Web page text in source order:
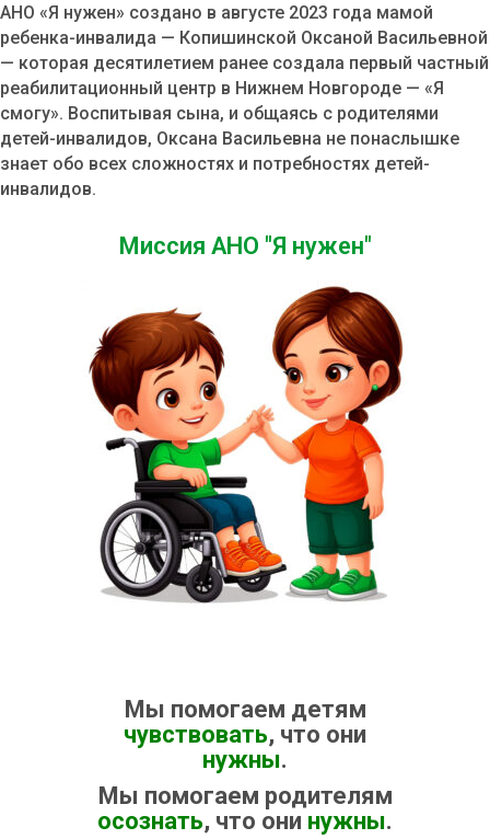
АНО «Я нужен» создано в августе 2023 года мамой
ребенка-инвалида — Копишинской Оксаной Васильевной
— которая десятилетием ранее создала первый частный
реабилитационный центр в Нижнем Новгороде — «Я
смогу». Воспитывая сына, и общаясь с родителями
детей-инвалидов, Оксана Васильевна не понаслышке
знает обо всех сложностях и потребностях детей-
инвалидов.
Миссия АНО "Я нужен"
Мы помогаем детям
чувствовать, что они
нужны.
Мы помогаем родителям
осознать, что они нужны.